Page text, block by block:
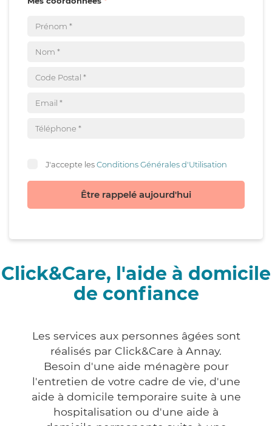
J'accepte lesConditions Générales d'Utilisation
Être rappelé aujourd'hui
Click&Care, l'aide à domicile
de confiance
Les services aux personnes âgées sont
réalisés par Click&Care à Annay.
Besoin d'une aide ménagère pour
l'entretien de votre cadre de vie, d'une
aide à domicile temporaire suite à une
hospitalisation ou d'une aide à